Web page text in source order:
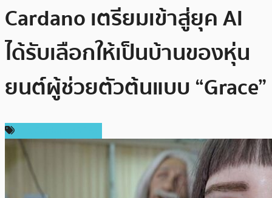
Cardano เตรียมเข้าสู่ยุค AI
ได้รับเลือกให้เป็นบ้านของหุ่น
ยนต์ผู้ช่วยตัวต้นแบบ “Grace”